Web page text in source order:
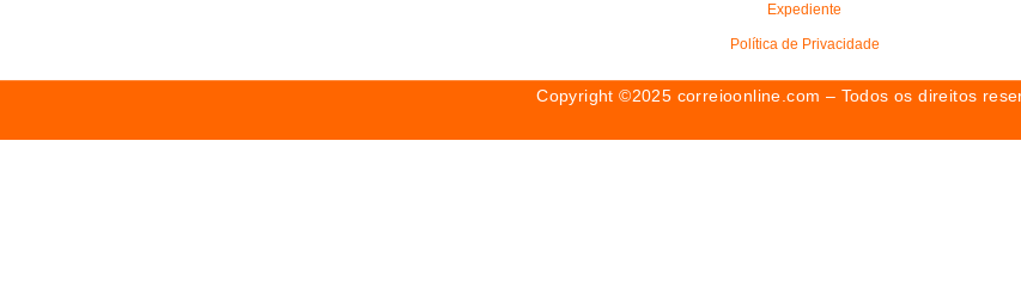
Expediente
Política de Privacidade
Copyright ©2025 correioonline.com – Todos os direitos